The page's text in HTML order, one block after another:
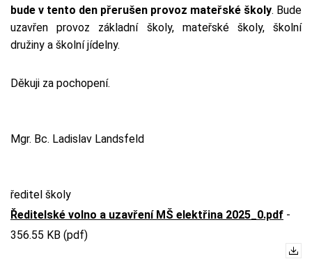
bude v tento den přerušen provoz mateřské školy. Bude
uzavřen provoz základní školy, mateřské školy, školní
družiny a školní jídelny.
Děkuji za pochopení.
Mgr. Bc. Ladislav Landsfeld
ředitel školy
Ředitelské volno a uzavření MŠ elektřina 2025_0.pdf -
356.55 KB (pdf)